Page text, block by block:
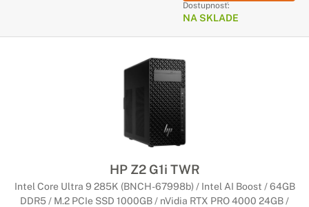
Dostupnosť:
NA SKLADE
HP Z2 G1i TWR
Intel Core Ultra 9 285K (BNCH-67998b) / Intel AI Boost / 64GB
DDR5 / M.2 PCIe SSD 1000GB / nVidia RTX PRO 4000 24GB /